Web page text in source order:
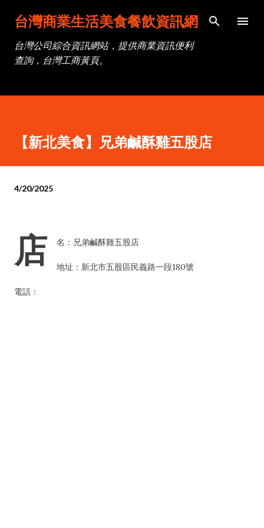
跳到主要內容
台灣商業生活美食餐飲資訊網
台灣公司綜合資訊網站，提供商業資訊便利
查詢，台灣工商黃頁。
【新北美食】兄弟鹹酥雞五股店
4/20/2025
店 名：兄弟鹹酥雞五股店
地址：新北市五股區民義路一段180號
電話：